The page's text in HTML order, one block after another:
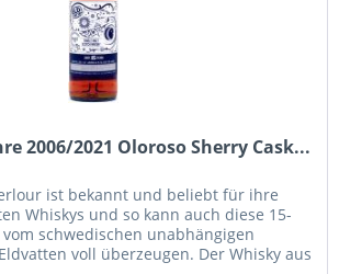
2006/2021 Oloroso Sherry Cask...
ist bekannt und beliebt für ihre
Whiskys und so kann auch diese 15-
schwedischen unabhängigen
voll überzeugen. Der Whisky aus